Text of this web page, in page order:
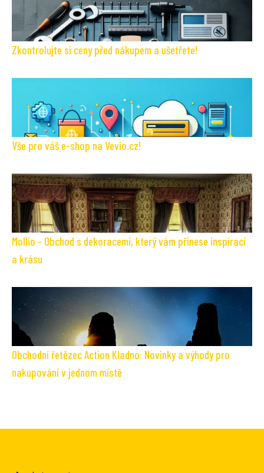
Zkontrolujte si ceny před nákupem a ušetřete!
Vše pro váš e-shop na Vevio.cz!
Mollio - Obchod s dekoracemi, který vám přinese inspiraci
a krásu
Obchodní řetězec Action Kladno: Novinky a výhody pro
nakupování v jednom místě